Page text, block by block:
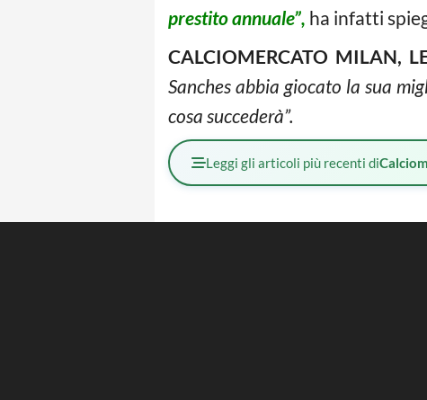
prestito annuale”, ha infatti
CALCIOMERCATO MILAN,
Sanches abbia giocato la sua
cosa succederà”.
Leggi gli articoli più recenti di